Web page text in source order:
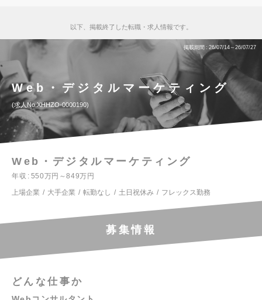
以下、掲載終了した転職・求人情報です。
掲載期間 26/07/14～26/07/27
Web・デジタルマーケティング
求人No.XHHZO-0000190
Web・デジタルマーケティング
年収
550万円～849万円
上場企業
大手企業 転勤なし 土日祝休み フレックス勤務
募集情報
どんな仕事か